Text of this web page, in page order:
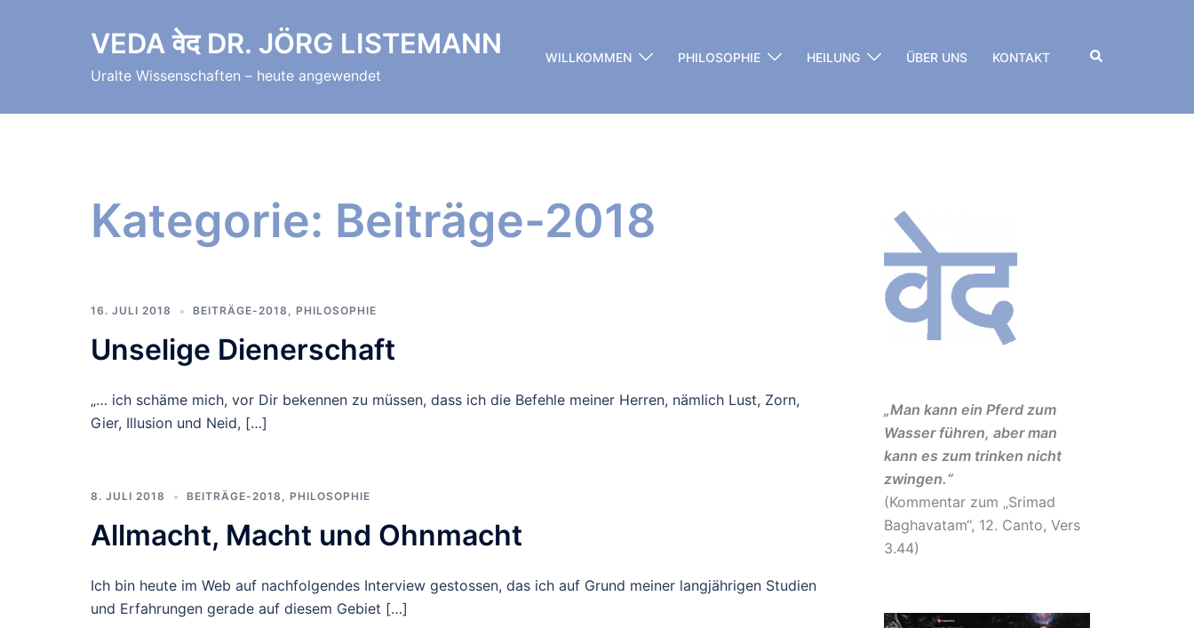
VEDA वेद DR. JÖRG LISTEMANN
Uralte Wissenschaften – heute angewendet
WILLKOMMEN PHILOSOPHIE HEILUNG ÜBER UNS KONTAKT Suche
Kategorie: Beiträge-2018
16. JULI 2018 BEITRÄGE-2018 , PHILOSOPHIE
Unselige Dienerschaft
„… ich schäme mich, vor Dir bekennen zu müssen, dass ich die Befehle meiner Herren, nämlich Lust, Zorn,
Gier, Illusion und Neid, […]
8. JULI 2018 BEITRÄGE-2018 , PHILOSOPHIE
Allmacht, Macht und Ohnmacht
Ich bin heute im Web auf nachfolgendes Interview gestossen, das ich auf Grund meiner langjährigen Studien
und Erfahrungen gerade auf diesem Gebiet […]
„Man kann ein Pferd zum
Wasser führen, aber man
kann es zum trinken nicht
zwingen.“
(Kommentar zum „Srimad
Baghavatam“, 12. Canto, Vers
3.44)